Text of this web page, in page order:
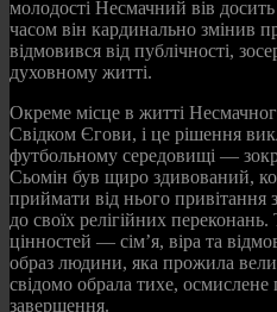
молодості Несмачний вів
часом він кардинально змінив
відмовився від публічності,
духовному житті.
Окреме місце в житті
Свідком Єгови, і це рішення
футбольному середовищі —
Сьомін був щиро здивований,
приймати від нього привітання
до своїх релігійних переконань.
цінностей — сім’я, віра та
образ людини, яка прожила
свідомо обрала тихе, осмислене
завершення.